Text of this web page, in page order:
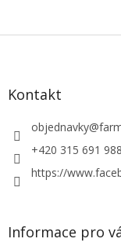
Z
Kontakt
objednavky@
+420 315 691 988
https://
Informace pro